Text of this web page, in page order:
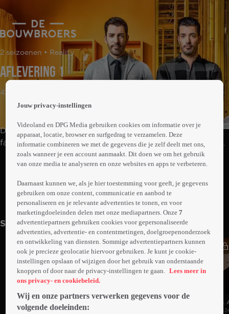
page
2 seizoenen • Reality
Aflevering 1
42min
De Canadese broers Drew en Jonathan Scott helpen
families met het vinden van een extreme opknapwoning
en het ombouwen naar een budgetvriendelijk
droomhuis.
Abonneren op Videoland
Meer
info
Seizoen 6
42min
Wo 01 jan 25
3.
Jouw privacy-instellingen
Videoland en DPG Media gebruiken cookies om informatie over je
apparaat, locatie, browser en surfgedrag te verzamelen. Deze
informatie combineren we met de gegevens die je zelf deelt met ons,
zoals wanneer je een account aanmaakt. Dit doen we om het gebruik
van onze media te analyseren en onze websites en apps te verbeteren.
Daarnaast kunnen we, als je hier toestemming voor geeft, je gegevens
gebruiken om onze content, communicatie en aanbod te
personaliseren en je relevante advertenties te tonen, en voor
marketingdoeleinden delen met onze mediapartners. Onze7
advertentiepartners gebruiken cookies voor gepersonaliseerde
advertenties, advertentie- en contentmetingen, doelgroepenonderzoek
en ontwikkeling van diensten. Sommige advertentiepartners kunnen
ook je precieze geolocatie hiervoor gebruiken. Je kunt je cookie-
instellingen opslaan of wijzigen door het gebruik van onderstaande
knoppen of door naar de privacy-instellingen te gaan.
Lees meer in
ons privacy- en cookiebeleid.
Wij en onze partners verwerken gegevens voor de
volgende doeleinden: